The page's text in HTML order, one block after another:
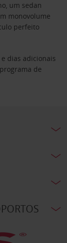
um sedan
monovolume
perfeito
dias adicionais
de